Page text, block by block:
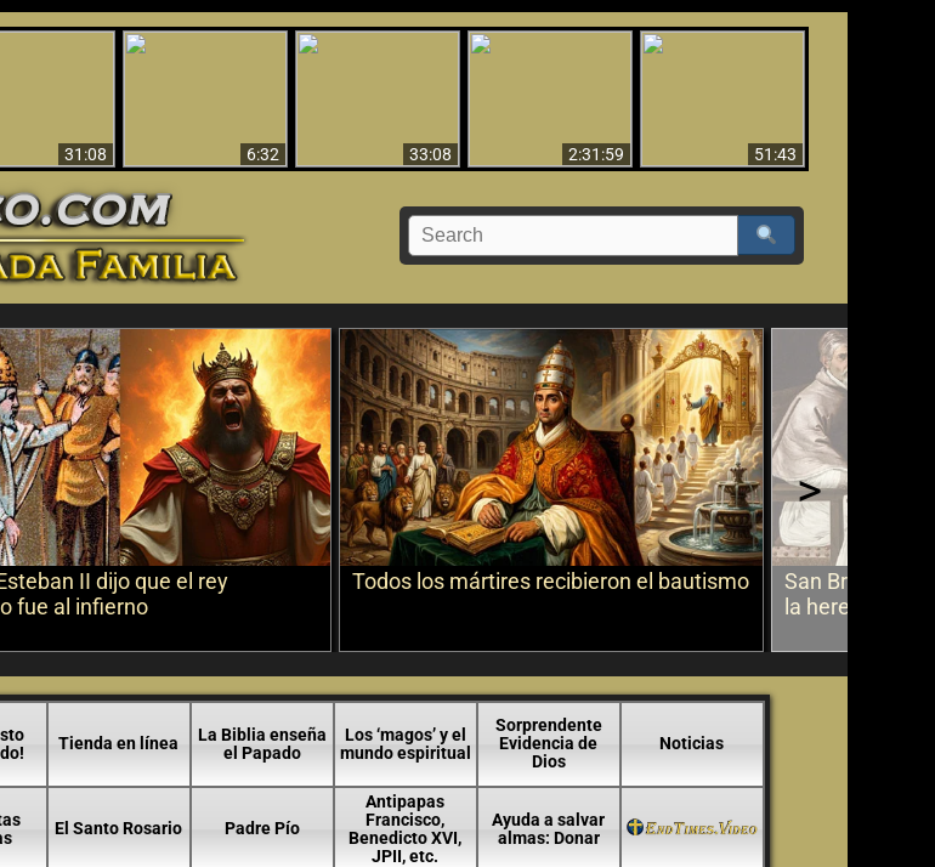
31:08 6:32 33:08 2:31:59
51:43
II dijo que el rey
fue al infierno
Todos los mártires recibieron el bautismo
San Bruno
la herejía
>
Tienda en línea
La Biblia enseña
el Papado
Los ‘magos’ y el
mundo espiritual
Sorprendente
Evidencia de
Dios
Noticias
El Santo Rosario Padre Pío
Antipapas
Francisco,
Benedicto XVI,
JPII, etc.
Ayuda a salvar
almas: Donar